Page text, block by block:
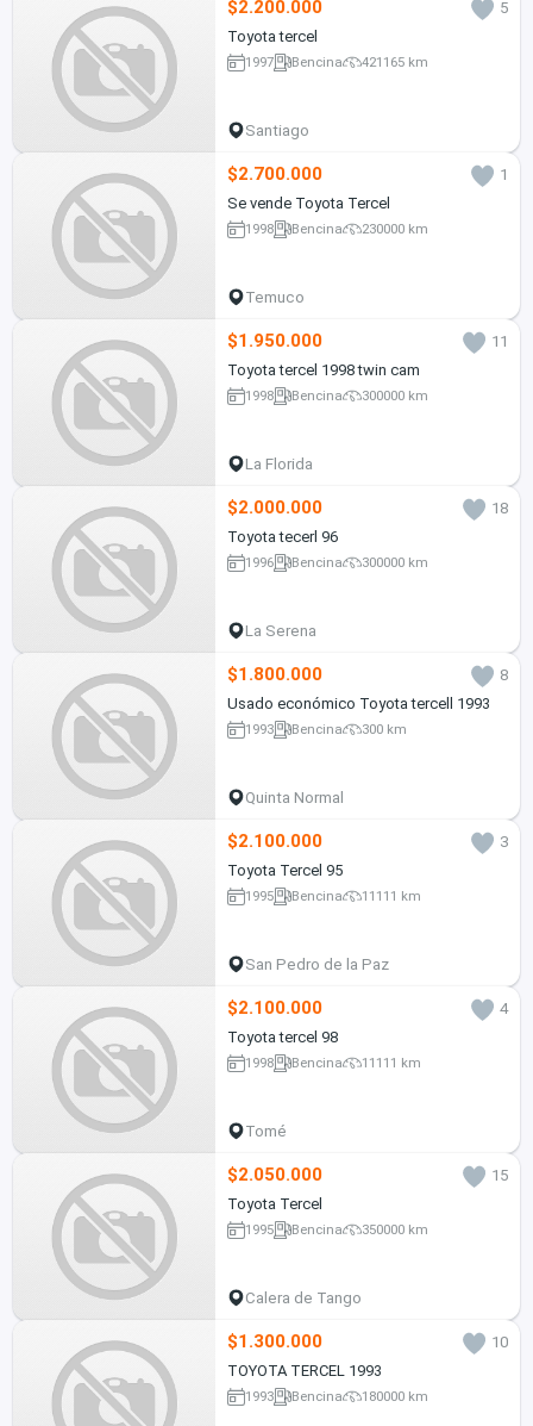
$2.200.000
5
Toyota tercel
1997 Bencina 421165 km
Santiago
$2.700.000
1
Se vende Toyota Tercel
1998 Bencina 230000 km
Temuco
$1.950.000
11
Toyota tercel 1998 twin cam
1998 Bencina 300000 km
La Florida
$2.000.000
18
Toyota tecerl 96
1996 Bencina 300000 km
La Serena
$1.800.000
8
Usado económico Toyota tercell 1993
1993 Bencina 300 km
Quinta Normal
$2.100.000
3
Toyota Tercel 95
1995 Bencina 11111 km
San Pedro de la Paz
$2.100.000
4
Toyota tercel 98
1998 Bencina 11111 km
Tomé
$2.050.000
15
Toyota Tercel
1995 Bencina 350000 km
Calera de Tango
$1.300.000
10
TOYOTA TERCEL 1993
1993 Bencina 180000 km